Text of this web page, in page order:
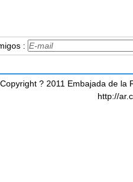
:
Copyright ? 2011 Embajada de la
http://